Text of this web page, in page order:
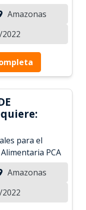
Amazonas
para el
PCA
Amazonas